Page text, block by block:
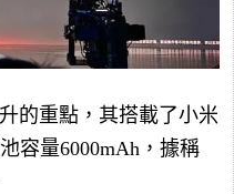
的重點，其搭載了小米
容量6000mAh，據稱